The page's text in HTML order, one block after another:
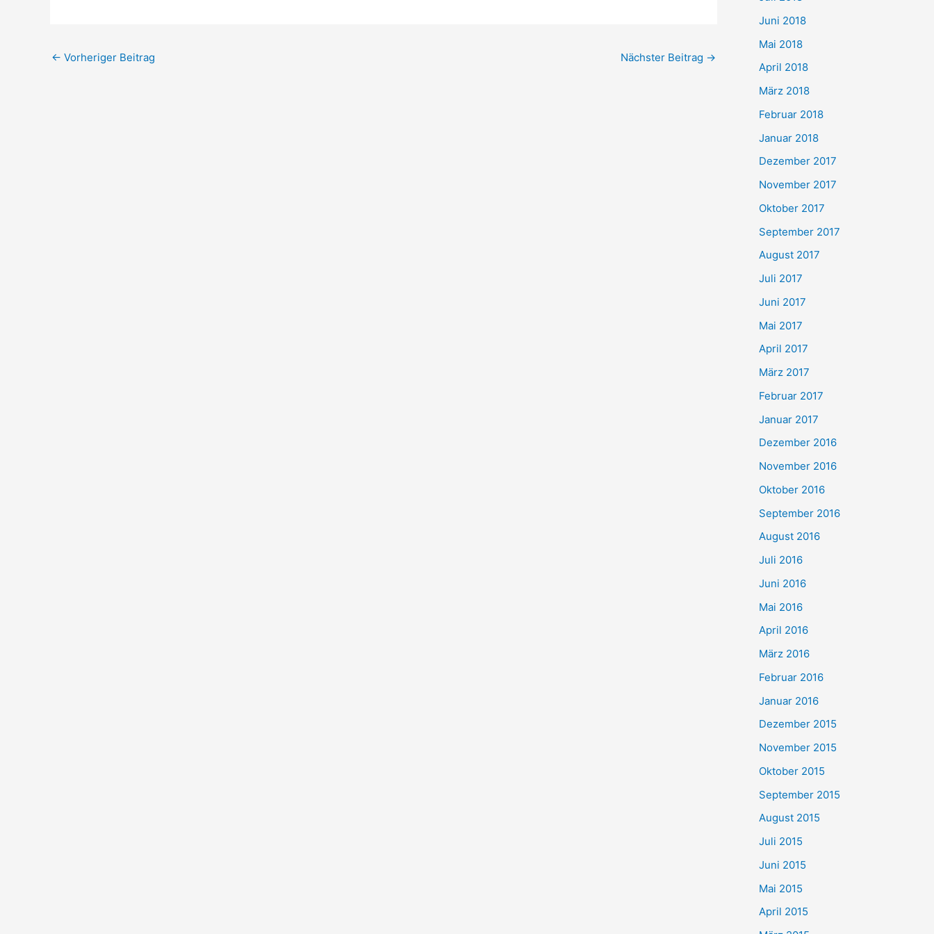
← Vorheriger Beitrag Nächster Beitrag →
Juni 2018
Mai 2018
April 2018
März 2018
Februar 2018
Januar 2018
Dezember 2017
November 2017
Oktober 2017
September 2017
August 2017
Juli 2017
Juni 2017
Mai 2017
April 2017
März 2017
Februar 2017
Januar 2017
Dezember 2016
November 2016
Oktober 2016
September 2016
August 2016
Juli 2016
Juni 2016
Mai 2016
April 2016
März 2016
Februar 2016
Januar 2016
Dezember 2015
November 2015
Oktober 2015
September 2015
August 2015
Juli 2015
Juni 2015
Mai 2015
April 2015